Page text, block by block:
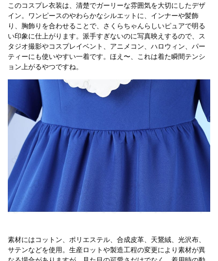
このコスプレ衣装は、清楚でガーリーな雰囲気を大切にしたデザ
イン。ワンピースのやわらかなシルエットに、インナーや髪飾
り、胸飾りを合わせることで、さくらちゃんらしいピュアで明る
い印象に仕上がります。派手すぎないのに写真映えするので、ス
タジオ撮影やコスプレイベント、アニメコン、ハロウィン、パー
ティーにも使いやすい一着です。ほえ〜、これは着た瞬間テンシ
ョン上がるやつですね。
素材にはコットン、ポリエステル、合成皮革、天鵞絨、光沢布、
サテンなどを使用。生産ロットや製造工程の変更により素材が異